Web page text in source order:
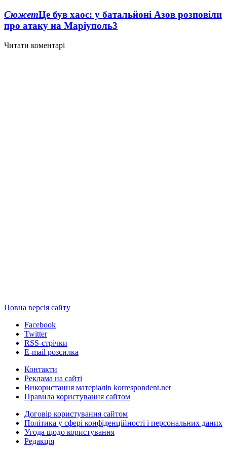
СюжетЦе був хаос: у батальйоні Азов розповіли
про атаку на Маріуполь3
Читати коментарі
Повна версія сайту
Facebook
Twitter
RSS-стрічки
E-mail розсилка
Контакти
Реклама на сайті
Використання матеріалів korrespondent.net
Правила користування сайтом
Договір користування сайтом
Політика у сфері конфіденційності і персональних даних
Угода щодо користування
Редакція